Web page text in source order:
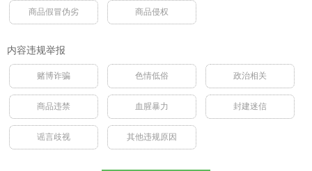
商品假冒伪劣 商品侵权
内容违规举报
赌博诈骗 色情低俗 政治相关
商品违禁 血腥暴力 封建迷信
谣言歧视 其他违规原因